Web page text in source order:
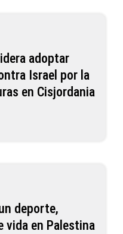
adoptar
Israel por la
en Cisjordania
deporte,
vida en Palestina